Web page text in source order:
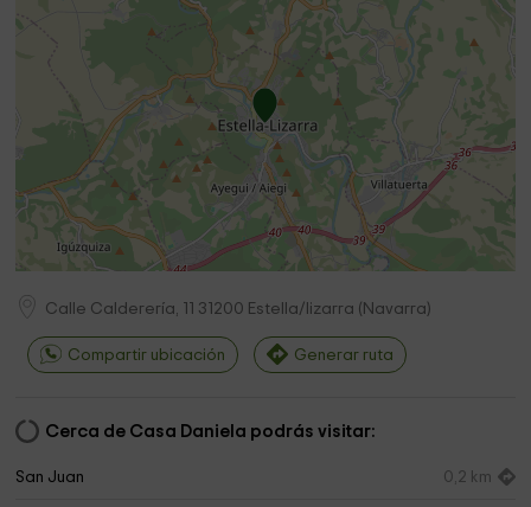
Calle Calderería, 11 31200 Estella/lizarra ( Navarra)
Compartir ubicación Generar ruta
Cerca de Casa Daniela podrás visitar:
San Juan 0,2 km